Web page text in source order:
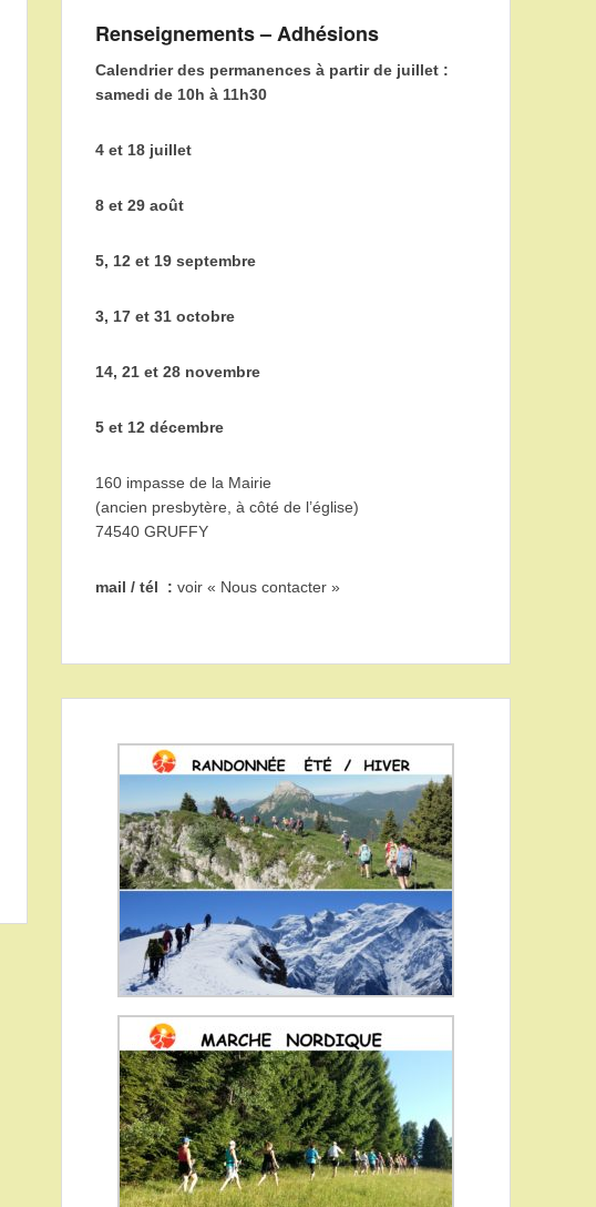
Renseignements – Adhésions
Calendrier des permanences à partir de juillet :
samedi de 10h à 11h30
4 et 18 juillet
8 et 29 août
5, 12 et 19 septembre
3, 17 et 31 octobre
14, 21 et 28 novembre
5 et 12 décembre
160 impasse de la Mairie
(ancien presbytère, à côté de l’église)
74540 GRUFFY
mail / tél : voir « Nous contacter »